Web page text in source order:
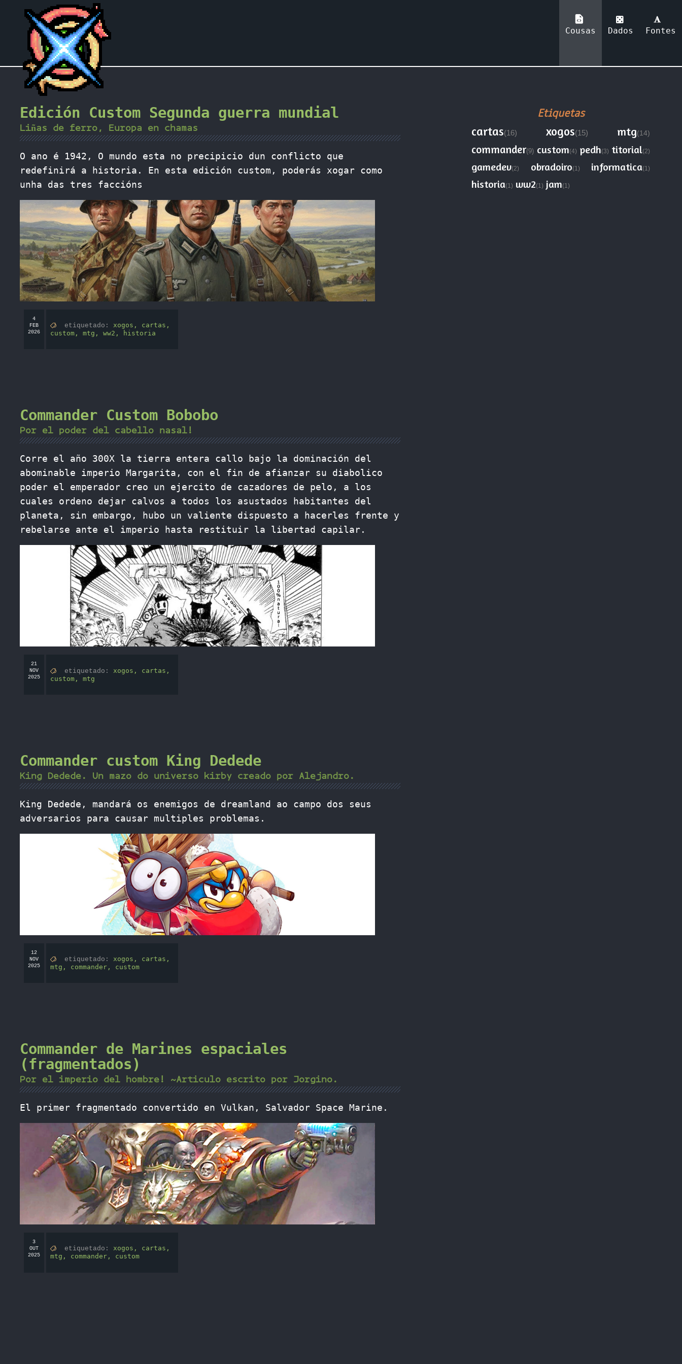
Cousas Dados Fontes
Edición Custom Segunda guerra mundial
Liñas de ferro, Europa en chamas
O ano é 1942, O mundo esta no precipicio dun conflicto que
redefinirá a historia. En esta edición custom, poderás xogar como
unha das tres faccións
4
FEB
2026
etiquetado: xogos, cartas,
custom, mtg, ww2, historia
Commander Custom Bobobo
Por el poder del cabello nasal!
Corre el año 300X la tierra entera callo bajo la dominación del
abominable imperio Margarita, con el fin de afianzar su diabolico
poder el emperador creo un ejercito de cazadores de pelo, a los
cuales ordeno dejar calvos a todos los asustados habitantes del
planeta, sin embargo, hubo un valiente dispuesto a hacerles frente y
rebelarse ante el imperio hasta restituir la libertad capilar.
21
NOV
2025
etiquetado: xogos, cartas,
custom, mtg
Commander custom King Dedede
King Dedede. Un mazo do universo kirby creado por Alejandro.
King Dedede, mandará os enemigos de dreamland ao campo dos seus
adversarios para causar multiples problemas.
12
NOV
2025
etiquetado: xogos, cartas,
mtg, commander, custom
Commander de Marines espaciales
(fragmentados)
Por el imperio del hombre! ~Articulo escrito por Jorgino.
El primer fragmentado convertido en Vulkan, Salvador Space Marine.
3
OUT
2025
etiquetado: xogos, cartas,
mtg, commander, custom
Etiquetas
cartas(16) xogos(15) mtg(14)
commander(9) custom(4) pedh(3) titorial(2)
gamedev(2) obradoiro(1) informatica(1)
historia(1) ww2(1) jam(1)